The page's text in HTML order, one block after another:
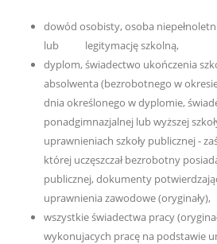
dowód osobisty, osoba
lub legitymację szkolną,
dyplom, świadectwo ukończenia
absolwenta (bezrobotnego w
dnia określonego w dyplomie,
ponadgimnazjalnej lub wyższej
uprawnieniach szkoły publicznej -
której uczęszczał bezrobotny
publicznej, dokumenty
uprawnienia zawodowe (oryginały),
wszystkie świadectwa pracy
wykonujacych pracę na podstawie